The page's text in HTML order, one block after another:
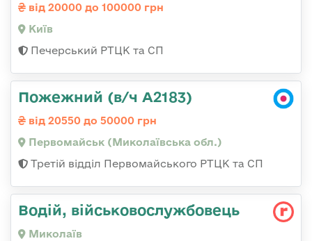
від 20000 до 100000 грн
Київ
Печерський РТЦК та СП
Пожежний (в/ч А2183)
від 20550 до 50000 грн
Первомайськ (Миколаївська обл.)
Третій відділ Первомайського РТЦК та СП
Водій, військовослужбовець
Миколаїв